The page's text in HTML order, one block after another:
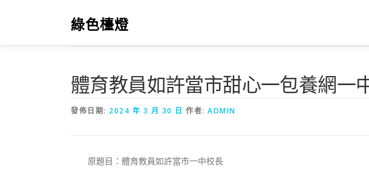
要
綠色檯燈
體育教員如許當市甜心一包養網一
發佈日期: 2024 年 3 月 30 日 作者: ADMIN
原題目：體育教員如許當市一中校長